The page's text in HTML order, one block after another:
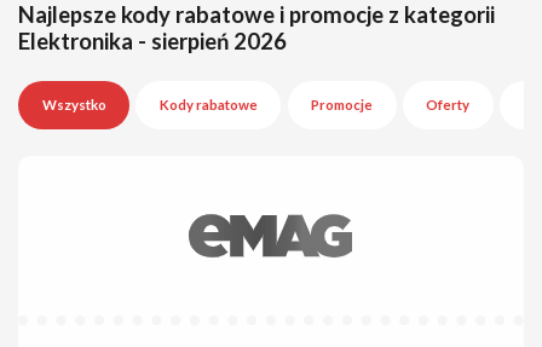
Najlepsze kody rabatowe i promocje z kategorii
Elektronika - sierpień 2026
Wszystko Kody rabatowe Promocje Oferty